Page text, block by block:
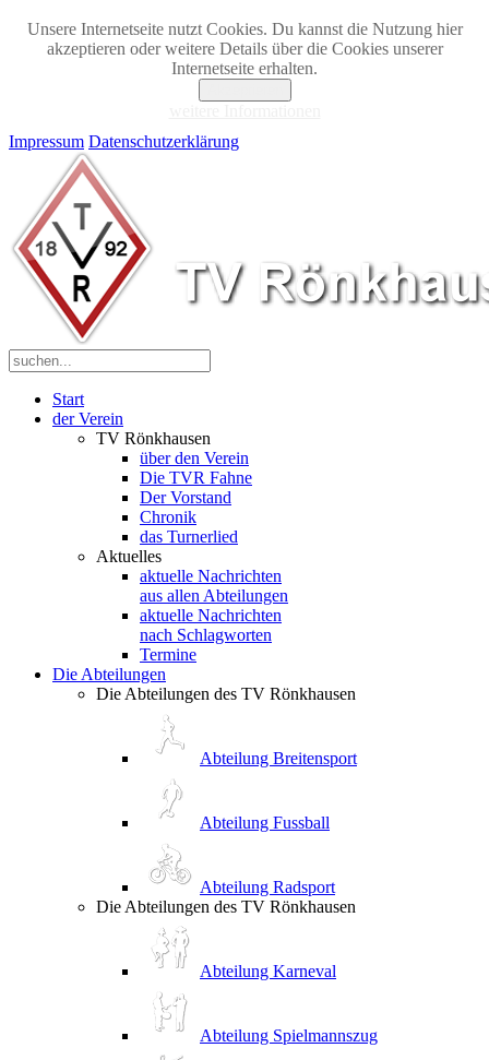
Unsere Internetseite nutzt Cookies. Du kannst die Nutzung hier
akzeptieren oder weitere Details über die Cookies unserer
Internetseite erhalten.
Impressum Datenschutzerklärung
Start
der Verein
TV Rönkhausen
über den Verein
Die TVR Fahne
Der Vorstand
Chronik
das Turnerlied
Aktuelles
aktuelle Nachrichten
aus allen Abteilungen
aktuelle Nachrichten
nach Schlagworten
Termine
Die Abteilungen
Die Abteilungen des TV Rönkhausen
Abteilung Breitensport
Abteilung Fussball
Abteilung Radsport
Die Abteilungen des TV Rönkhausen
Abteilung Karneval
Abteilung Spielmannszug